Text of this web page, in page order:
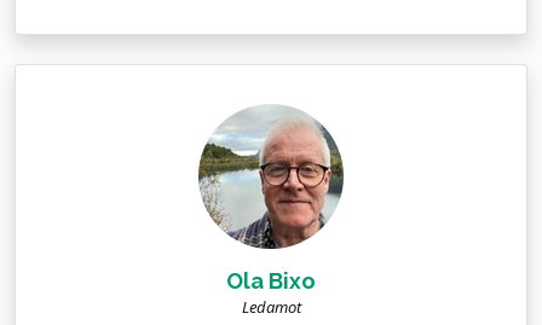
Ola Bixo
Ledamot